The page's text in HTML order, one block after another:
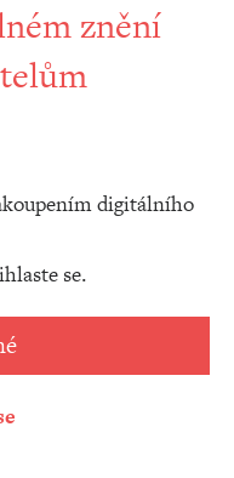
znění
digitálního
se.